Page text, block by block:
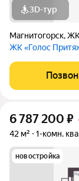
3D-тур
Магнитогорск,ЖК
ЖК «Голос
6 787 200 ₽
42 м² 1-комн.
новостройка